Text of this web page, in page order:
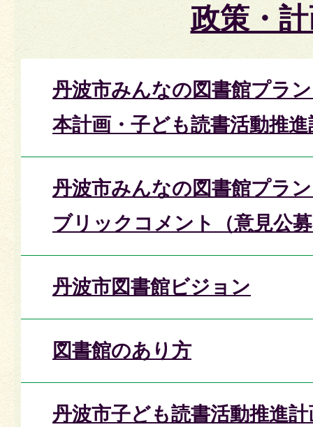
政策・
丹波市みんなの図書館プラ
本計画・子ども読書活動推進
丹波市みんなの図書館プラ
ブリックコメント（意見公
丹波市図書館ビジョン
図書館のあり方
丹波市子ども読書活動推進計